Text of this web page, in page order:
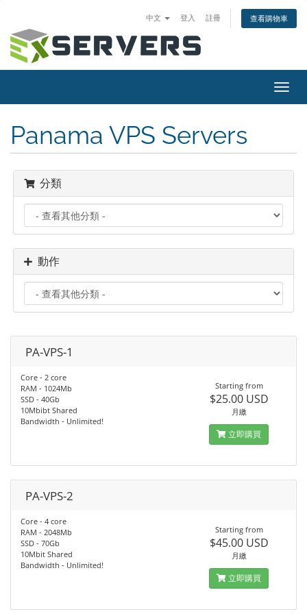
中文 登入 註冊 查看購物車
Panama VPS Servers
分類
動作
PA-VPS-1
Core - 2 core
RAM - 1024Mb
SSD - 40Gb
10Mbibt Shared
Bandwidth - Unlimited!
Starting from
$25.00 USD
月繳
立即購買
PA-VPS-2
Core - 4 core
RAM - 2048Mb
SSD - 70Gb
10Mbit Shared
Bandwidth - Unlimited!
Starting from
$45.00 USD
月繳
立即購買